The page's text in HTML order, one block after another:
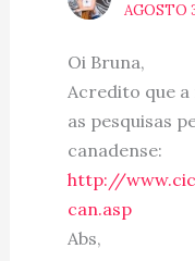
AGOSTO
Oi Bruna,
Acredito que
as pesquisas
canadense:
http://
can.asp
Abs,